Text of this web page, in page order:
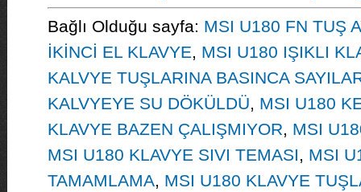
Bağlı Olduğu sayfa: MSI U180 FN TUŞ
İKİNCİ EL KLAVYE, MSI U180 IŞIKLI
KALVYE TUŞLARINA BASINCA
KALVYEYE SU DÖKÜLDÜ, MSI U180
KLAVYE BAZEN ÇALIŞMIYOR, MSI
MSI U180 KLAVYE SIVI TEMASI, MSI
TAMAMLAMA, MSI U180 KLAVYE